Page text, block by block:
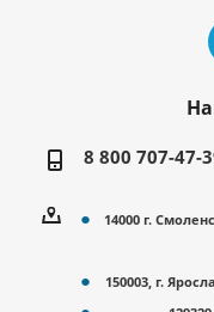
8 800 707-47-
14000 г.
150003, г.